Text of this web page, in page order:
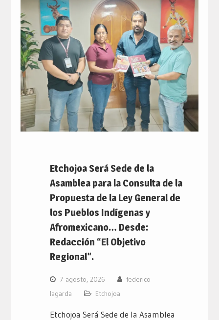
Etchojoa Será Sede de la
Asamblea para la Consulta de la
Propuesta de la Ley General de
los Pueblos Indígenas y
Afromexicano… Desde:
Redacción “El Objetivo
Regional”.
7 agosto, 2026
federico
lagarda
Etchojoa
Etchojoa Será Sede de la Asamblea